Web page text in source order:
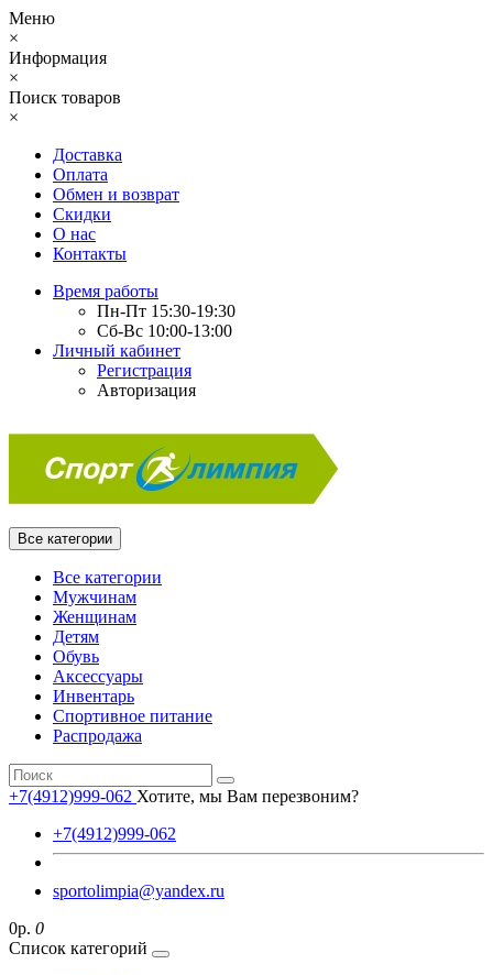
Меню
×
Информация
×
Поиск товаров
×
Доставка
Оплата
Обмен и возврат
Скидки
О нас
Контакты
Время работы
Пн-Пт 15:30-19:30
Сб-Вс 10:00-13:00
Личный кабинет
Регистрация
Авторизация
Все категории
Все категории
Мужчинам
Женщинам
Детям
Обувь
Аксессуары
Инвентарь
Спортивное питание
Распродажа
+7(4912)999-062 Хотите, мы Вам перезвоним?
+7(4912)999-062
sportolimpia@yandex.ru
0р. 0
Список категорий